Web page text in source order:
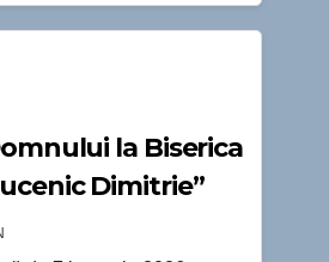
la Biserica
Dimitrie”